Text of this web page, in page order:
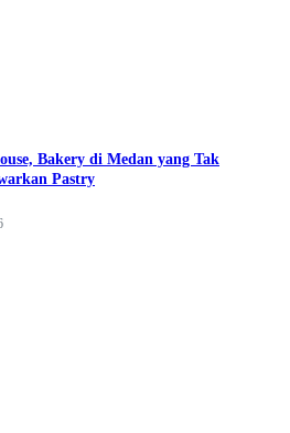
Bakery di Medan yang Tak
Pastry